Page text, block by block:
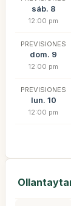
sáb. 8
12:00 pm
PREVISIONES
dom. 9
12:00 pm
PREVISIONES
lun. 10
12:00 pm